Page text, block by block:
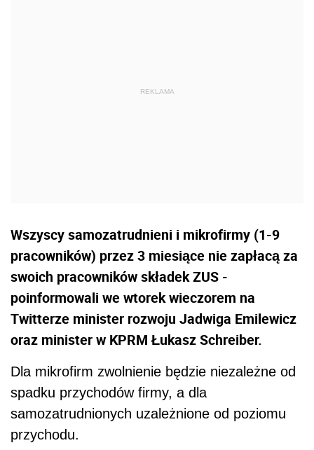
Wszyscy samozatrudnieni i mikrofirmy (1-9
pracowników) przez 3 miesiące nie zapłacą za
swoich pracowników składek ZUS -
poinformowali we wtorek wieczorem na
Twitterze minister rozwoju Jadwiga Emilewicz
oraz minister w KPRM Łukasz Schreiber.
Dla mikrofirm zwolnienie będzie niezależne od
spadku przychodów firmy, a dla
samozatrudnionych uzależnione od poziomu
przychodu.